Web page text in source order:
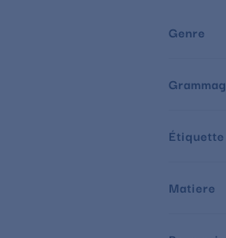
Genre
Étiquette
Matiere